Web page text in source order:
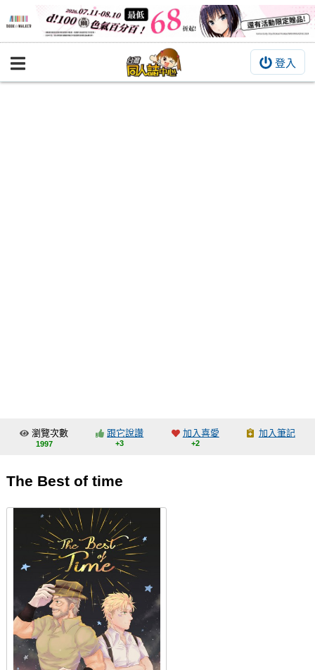
登入
BOOKY書集倉庫
交流中心
會員中心
註冊會員
登入
瀏覽次數
1997
跟它說讚
+3
加入喜愛
+2
加入筆記
The Best of time